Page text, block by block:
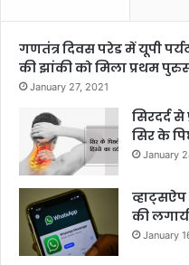
गणतंत्र दिवस परेड में यूपी
की झांकी को मिला प्रथम
January 27, 2021
सिरदर्द
सिर के
January
व्हाट्सऐप
की
January